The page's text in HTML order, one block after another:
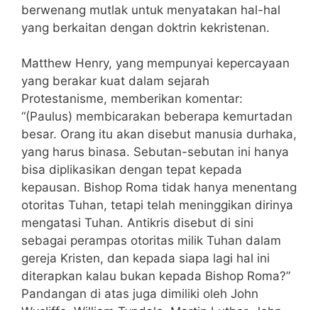
berwenang mutlak untuk menyatakan hal-hal
yang berkaitan dengan doktrin kekristenan.
Matthew Henry, yang mempunyai kepercayaan
yang berakar kuat dalam sejarah
Protestanisme, memberikan komentar:
“(Paulus) membicarakan beberapa kemurtadan
besar. Orang itu akan disebut manusia durhaka,
yang harus binasa. Sebutan-sebutan ini hanya
bisa diplikasikan dengan tepat kepada
kepausan. Bishop Roma tidak hanya menentang
otoritas Tuhan, tetapi telah meninggikan dirinya
mengatasi Tuhan. Antikris disebut di sini
sebagai perampas otoritas milik Tuhan dalam
gereja Kristen, dan kepada siapa lagi hal ini
diterapkan kalau bukan kepada Bishop Roma?”
Pandangan di atas juga dimiliki oleh John